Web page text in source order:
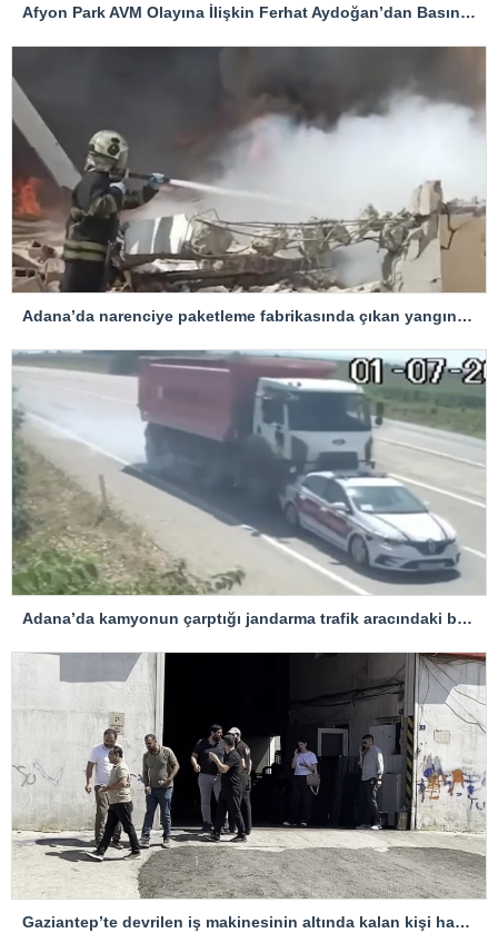
Afyon Park AVM Olayına İlişkin Ferhat Aydoğan’dan Basın Açıklaması
Adana’da narenciye paketleme fabrikasında çıkan yangın kontrol altına alındı
Adana’da kamyonun çarptığı jandarma trafik aracındaki bir personel yaralandı
Gaziantep’te devrilen iş makinesinin altında kalan kişi hayatını kaybetti